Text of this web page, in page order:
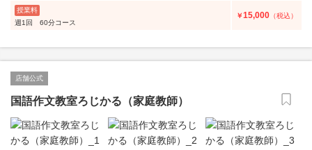
授業料
週1回 60分コース
￥15,000 （税込）
店舗公式
国語作文教室ろじかる（家庭教師）